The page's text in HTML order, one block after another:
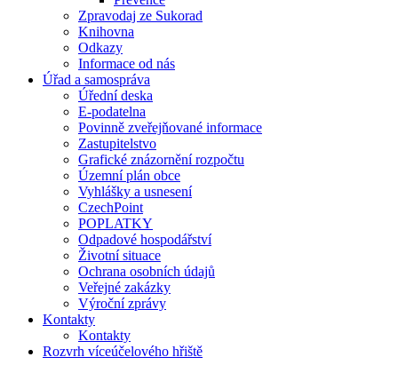
Zpravodaj ze Sukorad
Knihovna
Odkazy
Informace od nás
Úřad a samospráva
Úřední deska
E-podatelna
Povinně zveřejňované informace
Zastupitelstvo
Grafické znázornění rozpočtu
Územní plán obce
Vyhlášky a usnesení
CzechPoint
POPLATKY
Odpadové hospodářství
Životní situace
Ochrana osobních údajů
Veřejné zakázky
Výroční zprávy
Kontakty
Kontakty
Rozvrh víceúčelového hřiště